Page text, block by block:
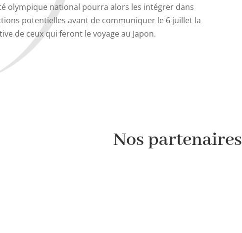
olympique national pourra alors les intégrer dans
potentielles avant de communiquer le 6 juillet la
de ceux qui feront le voyage au Japon.
Nos partenaires